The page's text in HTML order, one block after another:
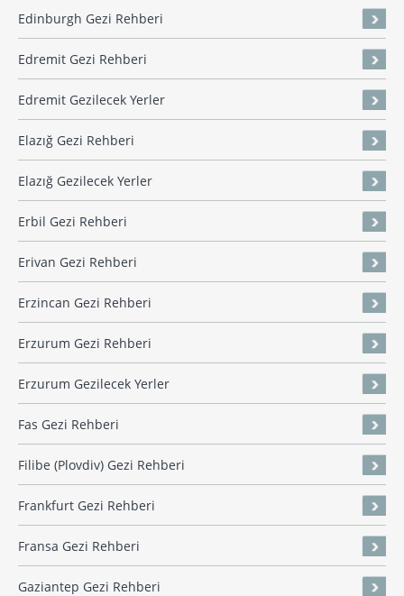
Edinburgh Gezi Rehberi
Edremit Gezi Rehberi
Edremit Gezilecek Yerler
Elazığ Gezi Rehberi
Elazığ Gezilecek Yerler
Erbil Gezi Rehberi
Erivan Gezi Rehberi
Erzincan Gezi Rehberi
Erzurum Gezi Rehberi
Erzurum Gezilecek Yerler
Fas Gezi Rehberi
Filibe (Plovdiv) Gezi Rehberi
Frankfurt Gezi Rehberi
Fransa Gezi Rehberi
Gaziantep Gezi Rehberi